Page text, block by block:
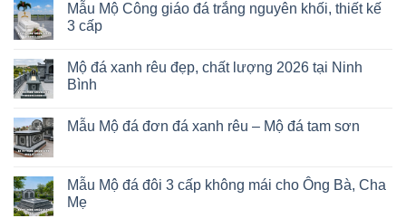
Mẫu Mộ Công giáo đá trắng nguyên khối, thiết kế
3 cấp
Mộ đá xanh rêu đẹp, chất lượng 2026 tại Ninh
Bình
Mẫu Mộ đá đơn đá xanh rêu – Mộ đá tam sơn
Mẫu Mộ đá đôi 3 cấp không mái cho Ông Bà, Cha
Mẹ